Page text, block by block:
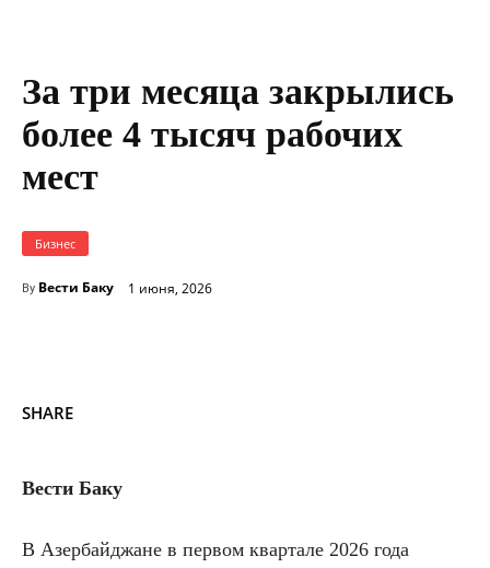
За три месяца закрылись
более 4 тысяч рабочих
мест
Бизнес
By Вести Баку 1 июня, 2026
SHARE
Вести Баку
В Азербайджане в первом квартале 2026 года